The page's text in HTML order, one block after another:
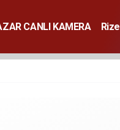
CANLI KAMERA Rize